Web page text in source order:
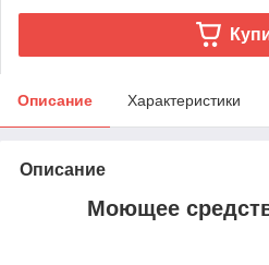
Описание Характеристики
Описание
Моющее